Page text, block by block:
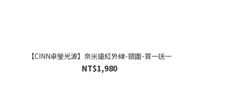
【CINN卓瑩光波】奈米遠紅外線-頸圍-買一送一
NT$1,980